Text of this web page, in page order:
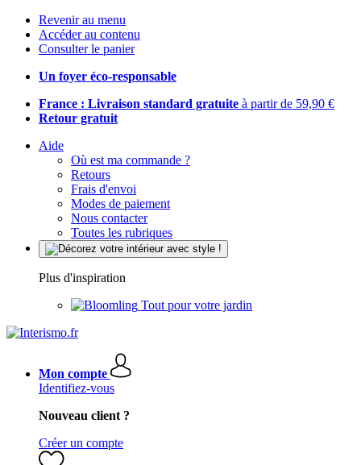
Revenir au menu
Accéder au contenu
Consulter le panier
Un foyer éco-responsable
France : Livraison standard gratuite à partir de 59,90 €
Retour gratuit
Aide
Où est ma commande ?
Retours
Frais d'envoi
Modes de paiement
Nous contacter
Toutes les rubriques
Plus d'inspiration
Tout pour votre jardin
Mon compte
Identifiez-vous
Nouveau client ?
Créer un compte